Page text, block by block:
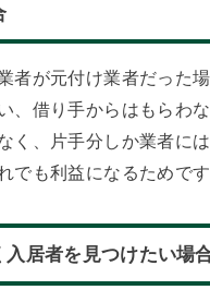
者が元付け業者だった
、借り手からはもらわ
く、片手分しか業者に
でも利益になるためです
入居者を見つけたい場